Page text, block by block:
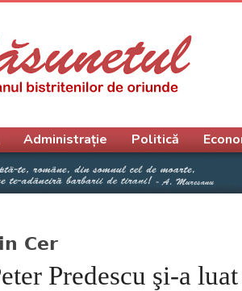
Cer
Predescu şi-a
Administrație Politică